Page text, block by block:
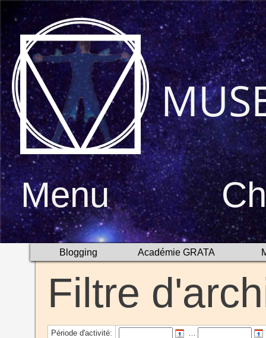
Menu
Blogging Académie GRATA
Filtre
Période d'activité: …